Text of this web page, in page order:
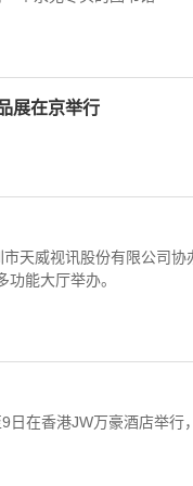
展在京举行
威视讯股份有限公司协
能大厅举办。
在香港JW万豪酒店举